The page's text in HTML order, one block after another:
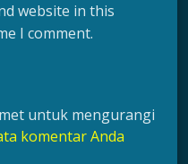
website in this
I comment.
untuk mengurangi
komentar Anda